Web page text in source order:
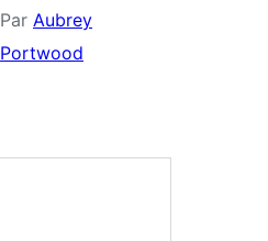
Par Aubrey
Portwood